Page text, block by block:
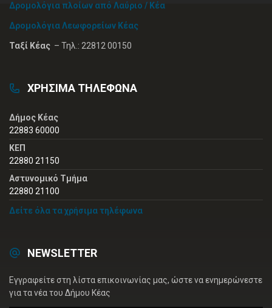
Δρομολόγια πλοίων από Λαύριο / Κέα
Δρομολόγια Λεωφορείων Κέας
Ταξί Κέας – Τηλ.: 22812 00150
ΧΡΗΣΙΜΑ ΤΗΛΕΦΩΝΑ
Δήμος Κέας
22883 60000
ΚΕΠ
22880 21150
Αστυνομικό Τμήμα
22880 21100
Δείτε όλα τα χρήσιμα τηλέφωνα
NEWSLETTER
Εγγραφείτε στη λίστα επικοινωνίας μας, ώστε να ενημερώνεστε
για τα νέα του Δήμου Κέας